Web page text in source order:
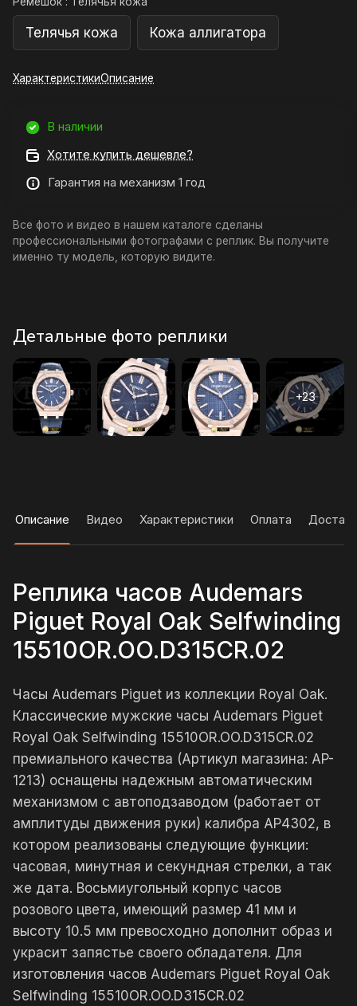
Телячья кожа Кожа аллигатора
ХарактеристикиОписание
В наличии
Хотите купить дешевле?
Гарантия на механизм 1 год
Все фото и видео в нашем каталоге сделаны
профессиональными фотографами с реплик. Вы получите
именно ту модель, которую видите.
Детальные фото реплики
Описание Видео Характеристики Оплата
Реплика часов Audemars
Piguet Royal Oak Selfwinding
15510OR.OO.D315CR.02
Часы Audemars Piguet из коллекции Royal Oak.
Классические мужские часы Audemars Piguet
Royal Oak Selfwinding 15510OR.OO.D315CR.02
премиального качества (Артикул магазина: AP-
1213) оснащены надежным автоматическим
механизмом с автоподзаводом (работает от
амплитуды движения руки) калибра AP4302, в
котором реализованы следующие функции:
часовая, минутная и секундная стрелки, а так
же дата. Восьмиугольный корпус часов
розового цвета, имеющий размер 41 мм и
высоту 10.5 мм превосходно дополнит образ и
украсит запястье своего обладателя. Для
изготовления часов Audemars Piguet Royal Oak
Selfwinding 15510OR.OO.D315CR.02